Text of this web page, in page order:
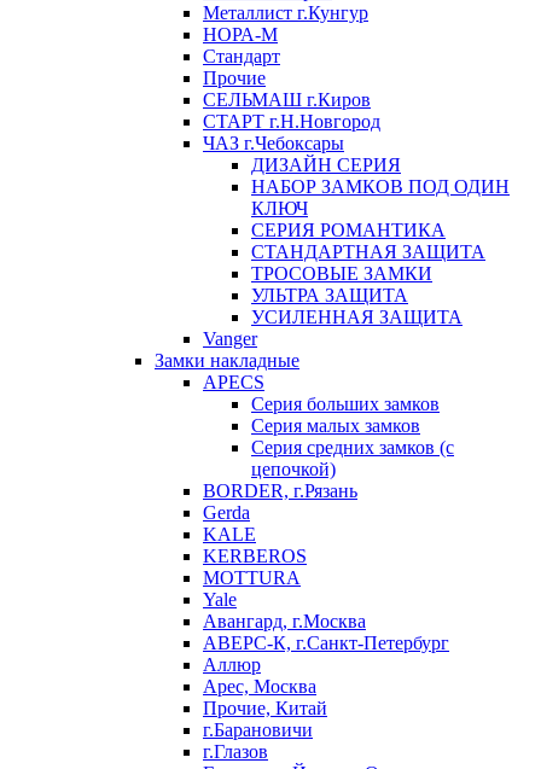
Металлист г.Кунгур
НОРА-М
Стандарт
Прочие
СЕЛЬМАШ г.Киров
СТАРТ г.Н.Новгород
ЧАЗ г.Чебоксары
ДИЗАЙН СЕРИЯ
НАБОР ЗАМКОВ ПОД ОДИН
КЛЮЧ
СЕРИЯ РОМАНТИКА
СТАНДАРТНАЯ ЗАЩИТА
ТРОСОВЫЕ ЗАМКИ
УЛЬТРА ЗАЩИТА
УСИЛЕННАЯ ЗАЩИТА
Vanger
Замки накладные
APECS
Серия больших замков
Серия малых замков
Серия средних замков (с
цепочкой)
BORDER, г.Рязань
Gerda
KALE
KERBEROS
MOTTURA
Yale
Авангард, г.Москва
АВЕРС-К, г.Санкт-Петербург
Аллюр
Арес, Москва
Прочие, Китай
г.Барановичи
г.Глазов